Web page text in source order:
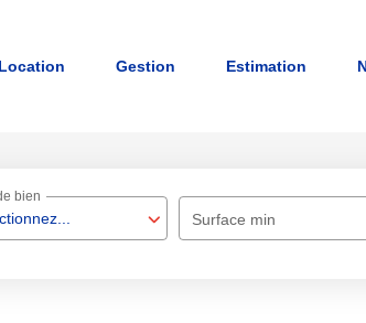
Location Gestion Estimation
bien
Surface min